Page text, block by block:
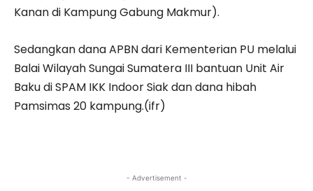
Kanan di Kampung Gabung Makmur).
Sedangkan dana APBN dari Kementerian PU melalui
Balai Wilayah Sungai Sumatera III bantuan Unit Air
Baku di SPAM IKK Indoor Siak dan dana hibah
Pamsimas 20 kampung.(ifr)
- Advertisement -